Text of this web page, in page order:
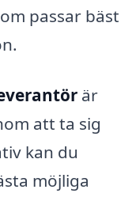
passar bäst
är
att ta sig
kan du
möjliga